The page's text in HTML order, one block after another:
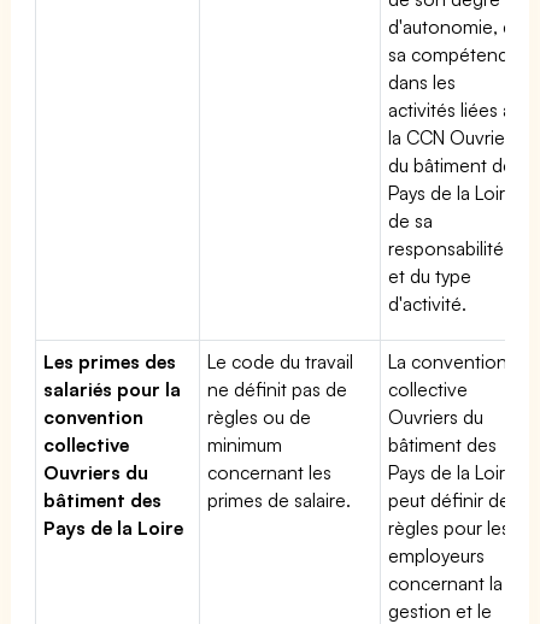
d'autonomie, de
sa compétence
dans les
activités liées à
la CCN Ouvriers
du bâtiment des
Pays de la Loire,
de sa
responsabilité
et du type
d'activité.
Les primes des
salariés pour la
convention
collective
Ouvriers du
bâtiment des
Pays de la Loire
Le code du travail
ne définit pas de
règles ou de
minimum
concernant les
primes de salaire.
La convention
collective
Ouvriers du
bâtiment des
Pays de la Loire
peut définir des
règles pour les
employeurs
concernant la
gestion et le